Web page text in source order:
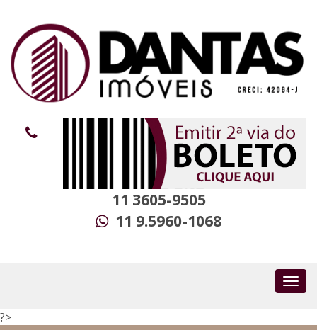
11 3605-9505
11 9.5960-1068
?>